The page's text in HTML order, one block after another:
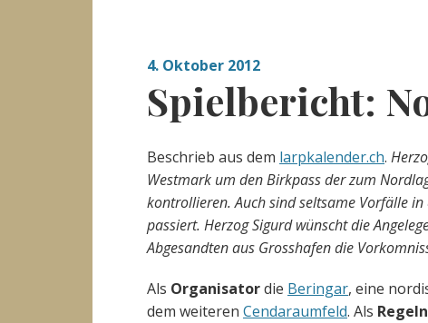
4. Oktober 2012
Spielbericht:
Beschrieb aus dem larpkalender.ch.
Westmark um den Birkpass der zum
kontrollieren. Auch sind seltsame Vorfälle
passiert. Herzog Sigurd wünscht die
Abgesandten aus Grosshafen die
Als Organisatordie Beringar, eine
dem weiteren Cendaraumfeld. Als Regeln